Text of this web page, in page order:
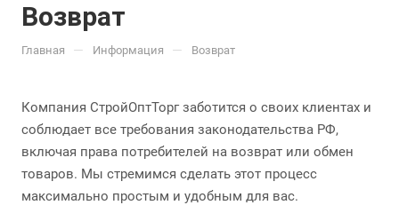
Возврат
Главная — Информация — Возврат
Компания СтройОптТорг заботится о своих клиентах и
соблюдает все требования законодательства РФ,
включая права потребителей на возврат или обмен
товаров. Мы стремимся сделать этот процесс
максимально простым и удобным для вас.